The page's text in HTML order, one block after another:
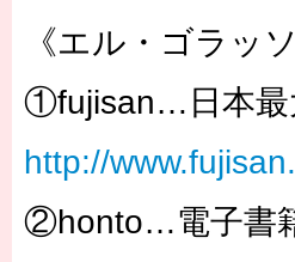
《エル・ゴラッ
①fujisan…日本最
http://
②honto…電子書